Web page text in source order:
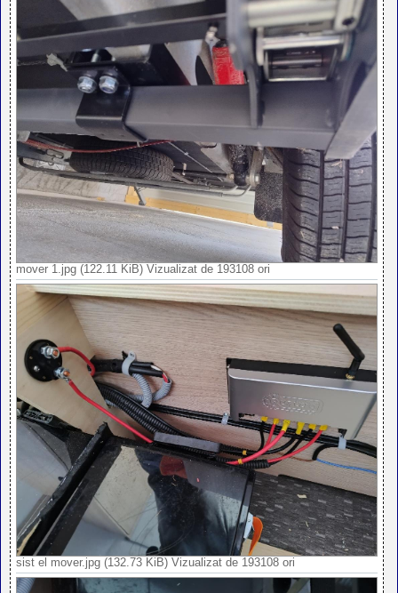
mover 1.jpg (122.11 KiB) Vizualizat de 193108 ori
sist el mover.jpg (132.73 KiB) Vizualizat de 193108 ori